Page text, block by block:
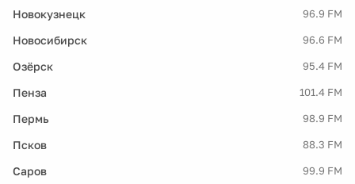
Новокузнецк 96.9 FM
Новосибирск 96.6 FM
Озёрск 95.4 FM
Пенза 101.4 FM
Пермь 98.9 FM
Псков 88.3 FM
Саров 99.9 FM